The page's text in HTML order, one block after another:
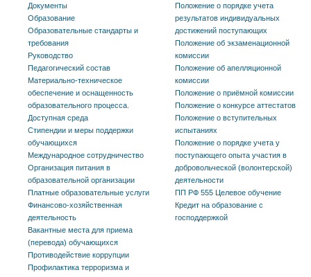
Документы
Образование
Образовательные стандарты и
требования
Руководство
Педагогический состав
Материально-техническое
обеспечение и оснащенность
образовательного процесса.
Доступная среда
Стипендии и меры поддержки
обучающихся
Международное сотрудничество
Организация питания в
образовательной организации
Платные образовательные услуги
Финансово-хозяйственная
деятельность
Вакантные места для приема
(перевода) обучающихся
Противодействие коррупции
Профилактика терроризма и
Положение о порядке учета
результатов индивидуальных
достижений поступающих
Положение об экзаменационной
комиссии
Положение об апелляционной
комиссии
Положение о приёмной комиссии
Положение о конкурсе аттестатов
Положение о вступительных
испытаниях
Положение о порядке учета у
поступающего опыта участия в
добровольческой (волонтерской)
деятельности
ПП РФ 555 Целевое обучение
Кредит на образование с
господдержкой